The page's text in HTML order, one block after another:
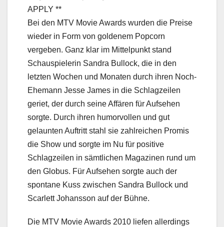
Bei den MTV Movie Awards wurden die Preise
wieder in Form von goldenem Popcorn
vergeben. Ganz klar im Mittelpunkt stand
Schauspielerin Sandra Bullock, die in den
letzten Wochen und Monaten durch ihren Noch-
Ehemann Jesse James in die Schlagzeilen
geriet, der durch seine Affären für Aufsehen
sorgte. Durch ihren humorvollen und gut
gelaunten Auftritt stahl sie zahlreichen Promis
die Show und sorgte im Nu für positive
Schlagzeilen in sämtlichen Magazinen rund um
den Globus. Für Aufsehen sorgte auch der
spontane Kuss zwischen Sandra Bullock und
Scarlett Johansson auf der Bühne.
Die MTV Movie Awards 2010 liefen allerdings